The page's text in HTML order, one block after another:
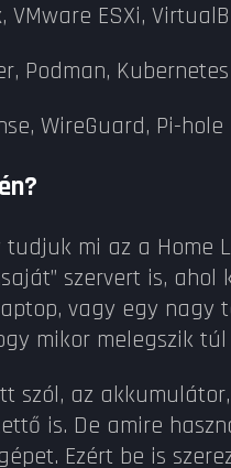
VMware ESXi,
Podman, Kubernetes
WireGuard, Pi-hole
mi az a Home
szervert is,
vagy egy nagy
mikor melegszik
szól, az
is. De amire
Ezért be is